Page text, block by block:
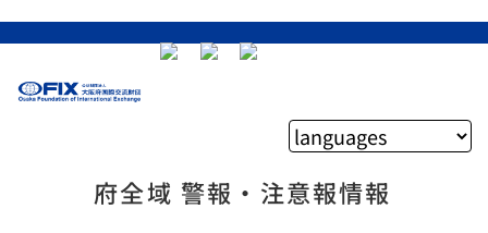
府全域 警報・注意報情報